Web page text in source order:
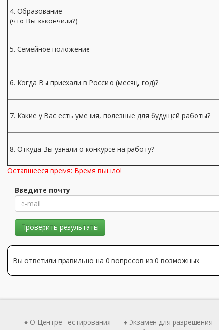
4. Образование
(что Вы закончили?)
5. Семейное положение
6. Когда Вы приехали в Россию (месяц, год)?
7. Какие у Вас есть умения, полезные для будущей работы?
8. Откуда Вы узнали о конкурсе на работу?
Оставшееся время: Время вышло!
Введите почту
Проверить результаты
Вы ответили правильно на 0 вопросов из 0 возможных
♦ О Центре тестирования
♦ Экзамен для разрешения